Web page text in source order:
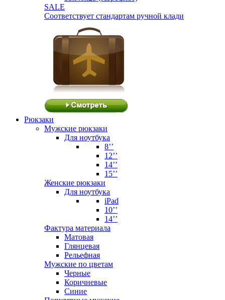
SALE
Соответствует стандартам ручной клади
Рюкзаки
Мужские рюкзаки
Для ноутбука
8’’
12’’
14’’
15’’
Женские рюкзаки
Для ноутбука
iPad
10’’
14’’
Фактура материала
Матовая
Глянцевая
Рельефная
Мужские по цветам
Черные
Коричневые
Синие